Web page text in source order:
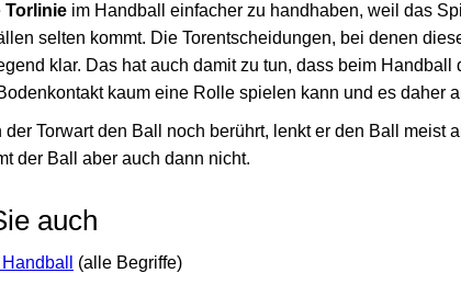
Torlinie im Handball einfacher zu handhaben, weil das
selten kommt. Die Torentscheidungen, bei denen
klar. Das hat auch damit zu tun, dass beim
kaum eine Rolle spielen kann und es daher
der Torwart den Ball noch berührt, lenkt er den Ball meist
der Ball aber auch dann nicht.
auch
(alle Begriffe)